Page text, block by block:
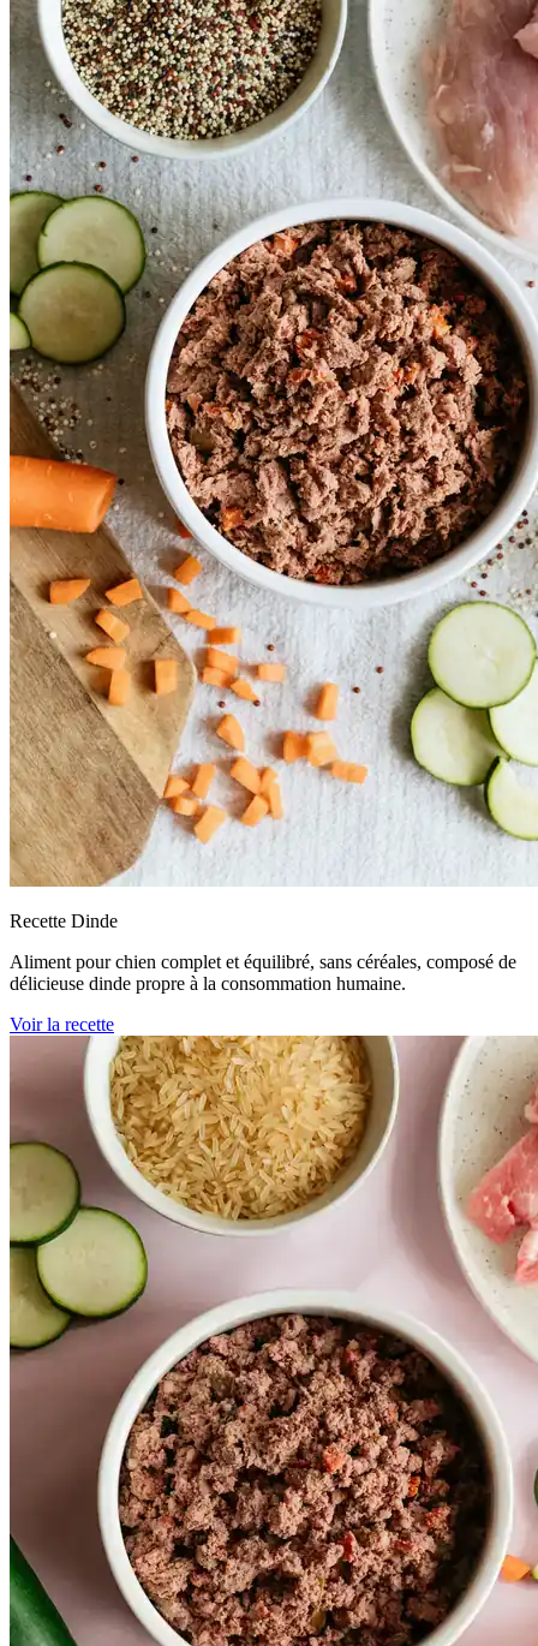
Recette Dinde
Aliment pour chien complet et équilibré, sans céréales, composé de
délicieuse dinde propre à la consommation humaine.
Voir la recette